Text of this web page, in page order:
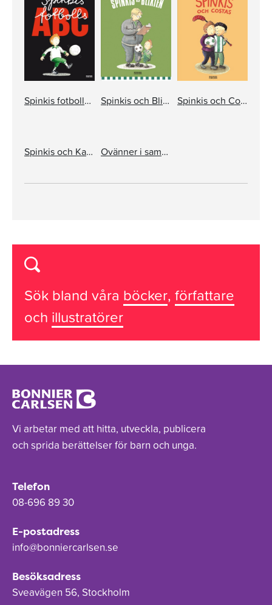
Spinkis fotbolls-ABC Spinkis och Blixten Spinkis och Costas
Spinkis och Katta Ovänner i samma lag
Sök bland våra böcker, författare
och illustratörer
Vi arbetar med att hitta, utveckla, publicera
och sprida berättelser för barn och unga.
Telefon
08-696 89 30
E-postadress
info@bonniercarlsen.se
Besöksadress
Sveavägen 56, Stockholm